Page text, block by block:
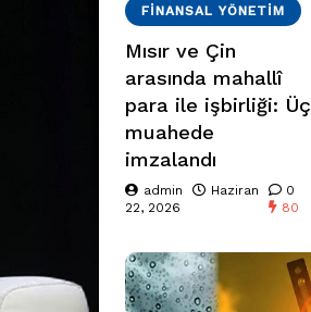
FINANSAL YÖNETIM
Mısır ve Çin
arasında mahallî
para ile işbirliği: Üç
muahede
imzalandı
admin
Haziran
22, 2026
0
80